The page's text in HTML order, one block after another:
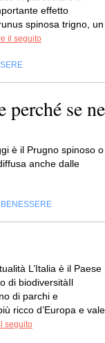
effetto
spinosa trigno, un
il seguito
se ne
è il Prugno spinoso o
anche dalle
L’Italia è il Paese
di biodiversitàIl
di parchi e
ricco d’Europa e vale
seguito